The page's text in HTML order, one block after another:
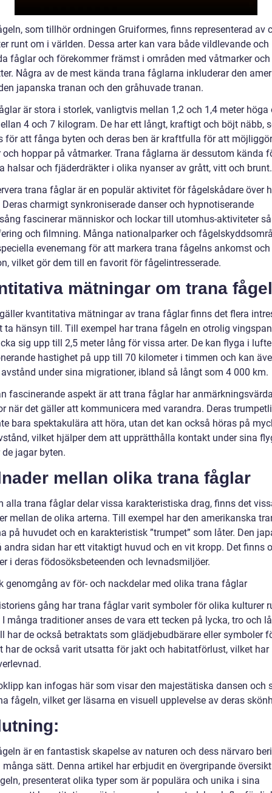
som tillhör ordningen Gruiformes, finns representerad av
runt om i världen. Dessa arter kan vara både vildlevande och
fåglar och förekommer främst i områden med våtmarker och
Några av de mest kända trana fåglarna inkluderar den
japanska tranan och den gråhuvade tranan.
är stora i storlek, vanligtvis mellan 1,2 och 1,4 meter höga
4 och 7 kilogram. De har ett långt, kraftigt och böjt näbb,
för att fånga byten och deras ben är kraftfulla för att
och hoppar på våtmarker. Trana fåglarna är dessutom kända
halsar och fjäderdräkter i olika nyanser av grått, vitt och brunt.
trana fåglar är en populär aktivitet för fågelskådare över
Deras charmigt synkroniserade danser och hypnotiserande
fascinerar människor och lockar till utomhus-aktiviteter
och filmning. Många nationalparker och
evenemang för att markera trana fågelns ankomst och
vilket gör dem till en favorit för fågelintresserade.
mätningar om trana fågel
kvantitativa mätningar av trana fåglar finns det flera
ta hänsyn till. Till exempel har trana fågeln en otrolig
sig upp till 2,5 meter lång för vissa arter. De kan flyga i
hastighet på upp till 70 kilometer i timmen och kan
under sina migrationer, ibland så långt som 4 000 km.
fascinerande aspekt är att trana fåglar har
när det gäller att kommunicera med varandra. Deras
bara spektakulära att höra, utan det kan också höras på
vilket hjälper dem att upprätthålla kontakt under sina
de jagar byten.
mellan olika trana fåglar
alla trana fåglar delar vissa karakteristiska drag, finns det
mellan de olika arterna. Till exempel har den amerikanska
på huvudet och en karakteristisk ”trumpet” som låter. Den
andra sidan har ett vitaktigt huvud och en vit kropp. Det finns
i deras födosöksbeteenden och levnadsmiljöer.
genomgång av för- och nackdelar med olika trana fåglar
gång har trana fåglar varit symboler för olika kulturer
I många traditioner anses de vara ett tecken på lycka, tro och
har de också betraktats som glädjebudbärare eller symboler
har de också varit utsatta för jakt och habitatförlust, vilket har
kan infogas här som visar den majestätiska dansen och
fågeln, vilket ger läsarna en visuell upplevelse av deras
är en fantastisk skapelse av naturen och dess närvaro
många sätt. Denna artikel har erbjudit en övergripande
presenterat olika typer som är populära och unika i sina